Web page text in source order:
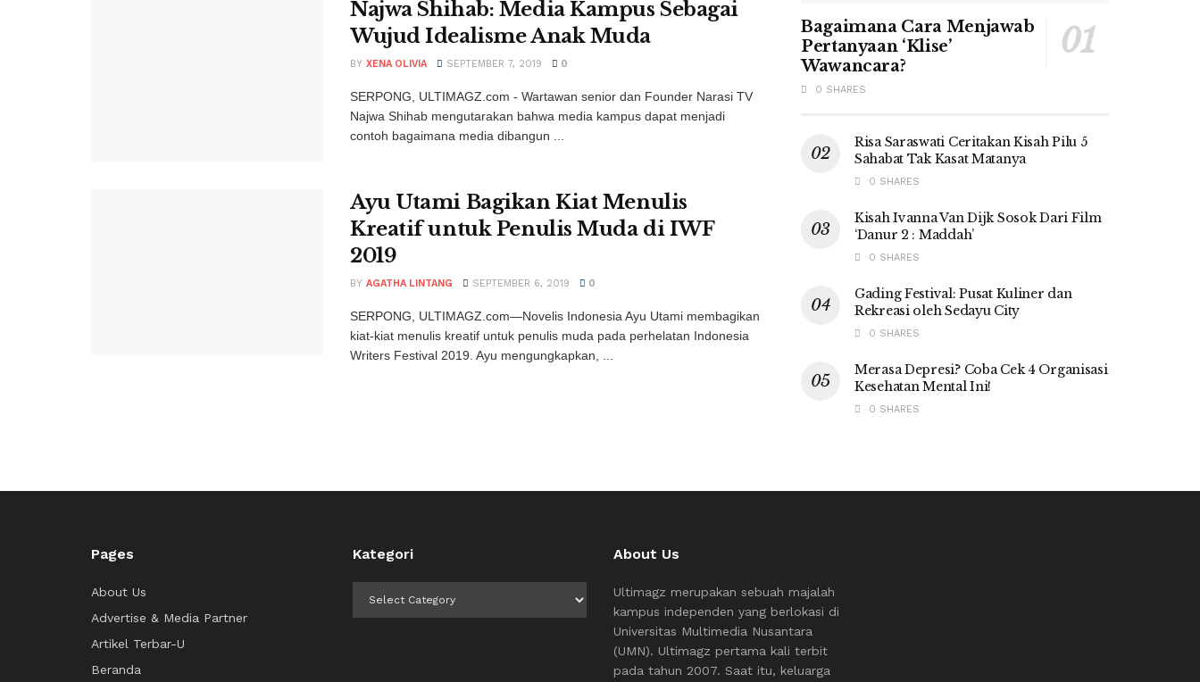
Najwa Shihab: Media Kampus Sebagai
Wujud Idealisme Anak Muda
BY XENA OLIVIA SEPTEMBER 7, 2019 0
SERPONG, ULTIMAGZ.com - Wartawan senior dan Founder Narasi TV
Najwa Shihab mengutarakan bahwa media kampus dapat menjadi
contoh bagaimana media dibangun ...
Ayu Utami Bagikan Kiat Menulis
Kreatif untuk Penulis Muda di IWF
2019
BY AGATHA LINTANG SEPTEMBER 6, 2019 0
SERPONG, ULTIMAGZ.com—Novelis Indonesia Ayu Utami membagikan
kiat-kiat menulis kreatif untuk penulis muda pada perhelatan Indonesia
Writers Festival 2019. Ayu mengungkapkan, ...
Bagaimana Cara Menjawab
Pertanyaan ‘Klise’
Wawancara?
0 SHARES
Risa Saraswati Ceritakan Kisah Pilu 5
Sahabat Tak Kasat Matanya
0 SHARES
Kisah Ivanna Van Dijk Sosok Dari Film
‘Danur 2 : Maddah’
0 SHARES
Gading Festival: Pusat Kuliner dan
Rekreasi oleh Sedayu City
0 SHARES
Merasa Depresi? Coba Cek 4 Organisasi
Kesehatan Mental Ini!
0 SHARES
Pages
About Us
Advertise & Media Partner
Artikel Terbar-U
Beranda
Kategori About Us
Ultimagz merupakan sebuah majalah
kampus independen yang berlokasi di
Universitas Multimedia Nusantara
(UMN). Ultimagz pertama kali terbit
pada tahun 2007. Saat itu, keluarga